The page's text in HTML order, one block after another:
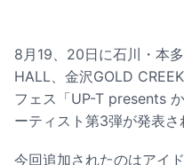
8月19、20日に石川・本
HALL、金沢GOLD
フェス「UP-T presents
ーティスト第3弾が発表さ
今回追加されたのはアイ